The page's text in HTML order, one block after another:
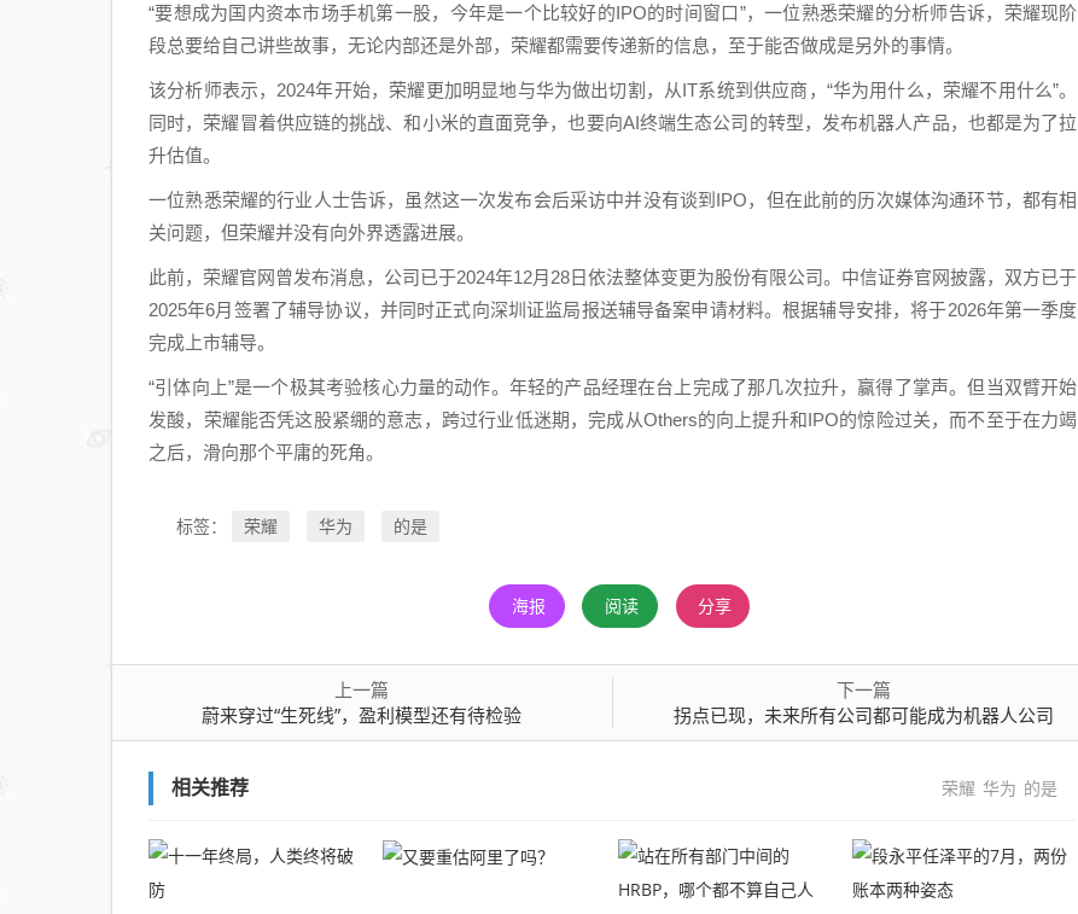
“要想成为国内资本市场手机第一股，今年是一个比较好的IPO的时间窗口”，一位熟悉荣耀的分析师告诉，荣耀现阶
段总要给自己讲些故事，无论内部还是外部，荣耀都需要传递新的信息，至于能否做成是另外的事情。
该分析师表示，2024年开始，荣耀更加明显地与华为做出切割，从IT系统到供应商，“华为用什么，荣耀不用什么”。
同时，荣耀冒着供应链的挑战、和小米的直面竞争，也要向AI终端生态公司的转型，发布机器人产品，也都是为了拉
升估值。
一位熟悉荣耀的行业人士告诉，虽然这一次发布会后采访中并没有谈到IPO，但在此前的历次媒体沟通环节，都有相
关问题，但荣耀并没有向外界透露进展。
此前，荣耀官网曾发布消息，公司已于2024年12月28日依法整体变更为股份有限公司。中信证券官网披露，双方已于
2025年6月签署了辅导协议，并同时正式向深圳证监局报送辅导备案申请材料。根据辅导安排，将于2026年第一季度
完成上市辅导。
“引体向上”是一个极其考验核心力量的动作。年轻的产品经理在台上完成了那几次拉升，赢得了掌声。但当双臂开始
发酸，荣耀能否凭这股紧绷的意志，跨过行业低迷期，完成从Others的向上提升和IPO的惊险过关，而不至于在力竭
之后，滑向那个平庸的死角。
标签： 荣耀 华为 的是
海报 阅读 分享
上一篇
蔚来穿过“生死线”，盈利模型还有待检验
下一篇
拐点已现，未来所有公司都可能成为机器人公司
相关推荐 荣耀 华为 的是